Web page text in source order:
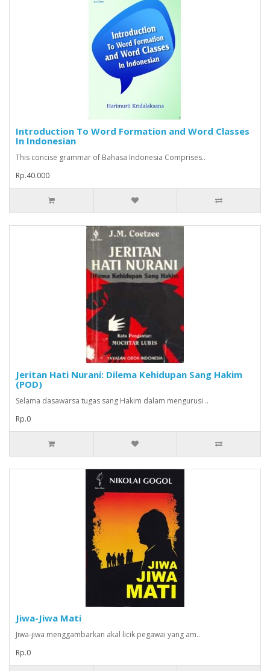
Introduction To Word Formation and Word Classes
In Indonesian
This concise grammar of Bahasa Indonesia Comprises..
Rp.40.000
Jeritan Hati Nurani: Dilema Kehidupan Sang Hakim
(POD)
Selama dasawarsa tugas sang Hakim dalam mengurusi ..
Rp.0
Jiwa-Jiwa Mati
Jiwa-jiwa menggambarkan akal licik pegawai yang am..
Rp.0